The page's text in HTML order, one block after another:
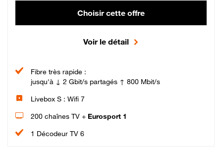
Choisir cette offre
Voir le détail
Fibre très rapide :
jusqu'à ↓ 2 Gbit/s partagés ↑ 800 Mbit/s
Livebox S : Wifi 7
200 chaînes TV + Eurosport 1
1 Décodeur TV 6